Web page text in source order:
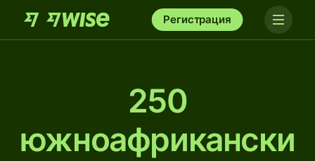
Регистрация
250
южноафрикански